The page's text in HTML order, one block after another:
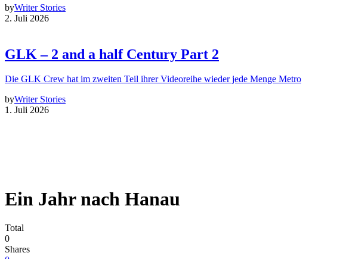
byWriter Stories
2. Juli 2026
GLK – 2 and a half Century Part 2
Die GLK Crew hat im zweiten Teil ihrer Videoreihe wieder jede Menge Metro
byWriter Stories
1. Juli 2026
Ein Jahr nach Hanau
Total
0
Shares